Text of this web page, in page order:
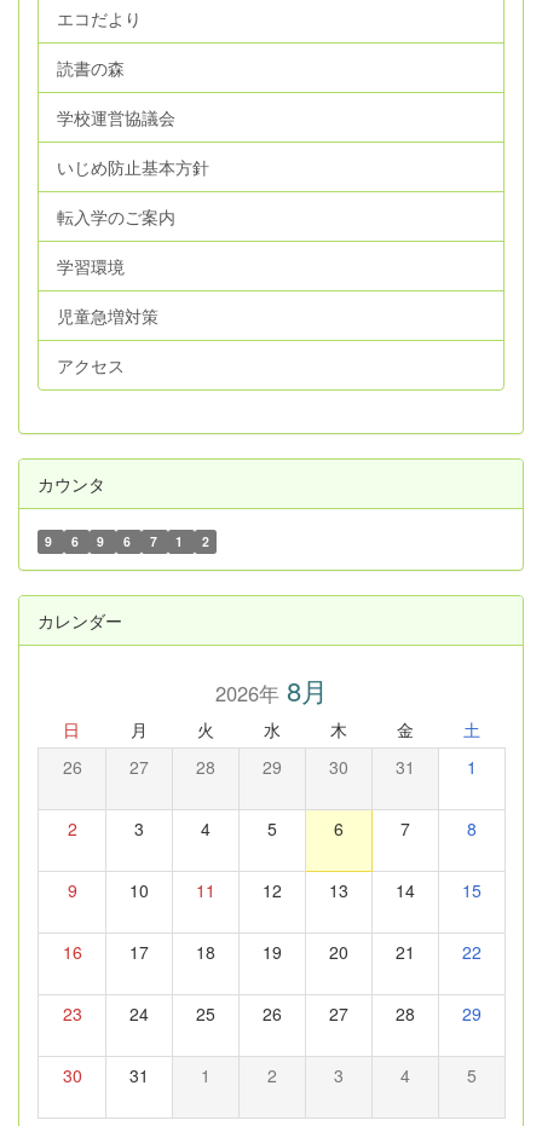
エコだより
読書の森
学校運営協議会
いじめ防止基本方針
転入学のご案内
学習環境
児童急増対策
アクセス
カウンタ
9 6 9 6 7 1 2
カレンダー
2026年8月
日 月 火 水 木 金 土
26 27 28 29 30 31 1
2 3 4 5 6 7 8
9 10 11 12 13 14 15
16 17 18 19 20 21 22
23 24 25 26 27 28 29
30 31 1 2 3 4 5